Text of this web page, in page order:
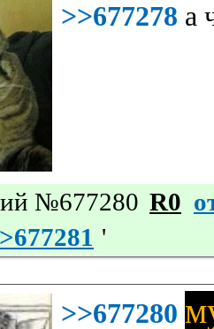
>>677278 а
№677280 R0
'
>>677280